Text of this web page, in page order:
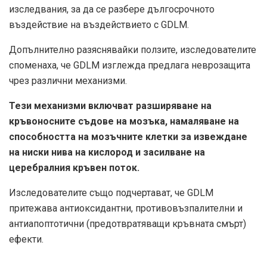
изследвания, за да се разбере дългосрочното
въздействие на въздействието с GDLM.
Допълнително разяснявайки ползите, изследователите
споменаха, че GDLM изглежда предлага неврозащита
чрез различни механизми.
Тези механизми включват разширяване на
кръвоносните съдове на мозъка, намаляване на
способността на мозъчните клетки за извеждане
на ниски нива на кислород и засилване на
церебралния кръвен поток.
Изследователите също подчертават, че GDLM
притежава антиоксидантни, противовъзпалителни и
антиапоптотични (предотвратяващи кръвната смърт)
ефекти.